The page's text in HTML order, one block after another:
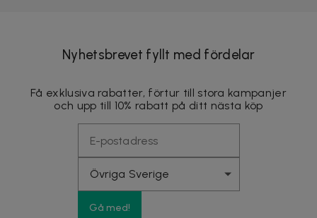
Nyhetsbrevet fyllt med fördelar
Få exklusiva rabatter, förtur till stora kampanjer
och upp till 10% rabatt på ditt nästa köp
Gå med!